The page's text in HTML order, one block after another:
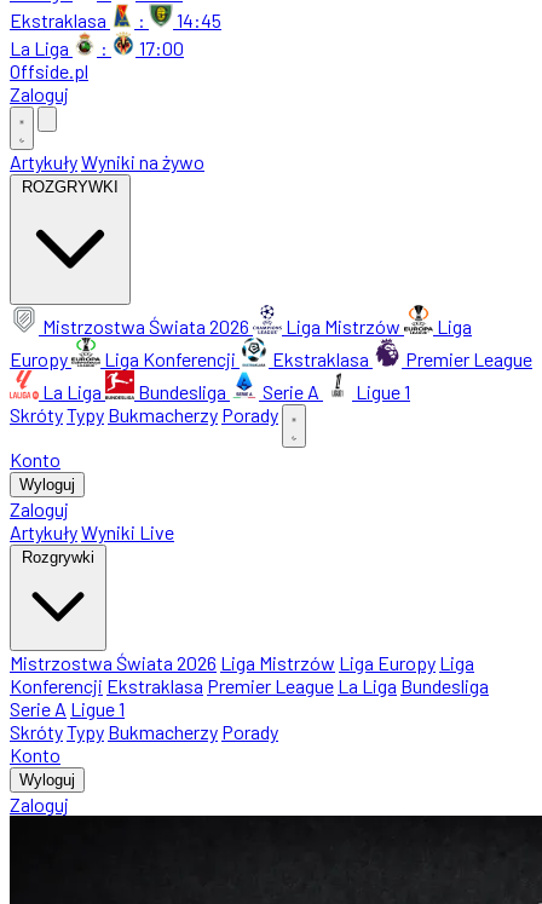
Ekstraklasa
:
14:45
La Liga
:
17:00
Offside.pl
Zaloguj
ArtykułyWyniki na żywo
ROZGRYWKI
Mistrzostwa Świata 2026 Liga Mistrzów
Liga
Europy
Liga Konferencji Ekstraklasa
Premier League
La Liga
Bundesliga Serie A
Ligue 1
SkrótyTypy Bukmacherzy Porady
Konto
Wyloguj
Zaloguj
ArtykułyWyniki Live
Rozgrywki
Mistrzostwa Świata 2026 Liga Mistrzów Liga Europy Liga
Konferencji Ekstraklasa Premier League La Liga Bundesliga
Serie A Ligue 1
SkrótyTypy Bukmacherzy Porady
Konto
Wyloguj
Zaloguj